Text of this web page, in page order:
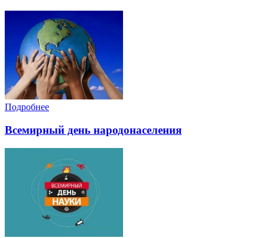
Подробнее
Всемирный день народонаселения